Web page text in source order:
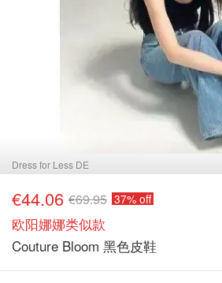
Dress for Less DE
€44.06 €69.95 37% off
欧阳娜娜类似款
Couture Bloom 黑色皮鞋